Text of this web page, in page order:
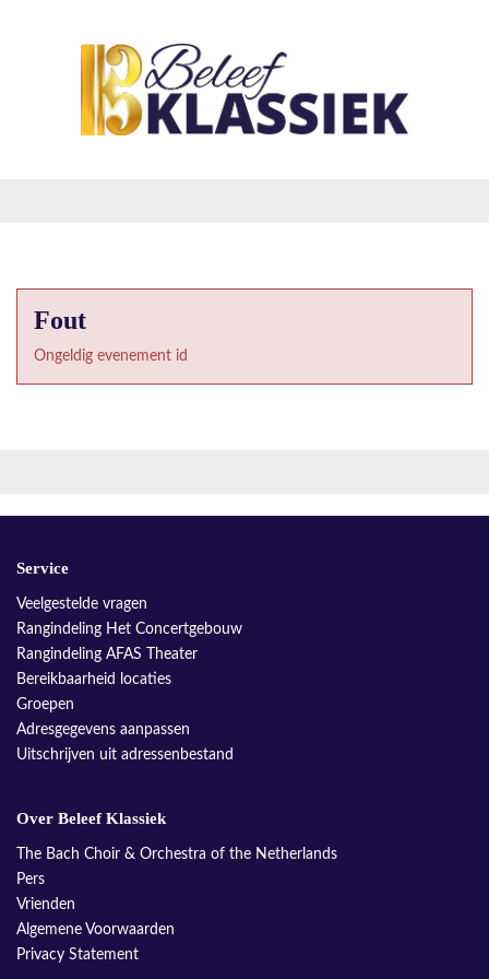
Fout
Ongeldig evenement id
Service
Veelgestelde vragen
Rangindeling Het Concertgebouw
Rangindeling AFAS Theater
Bereikbaarheid locaties
Groepen
Adresgegevens aanpassen
Uitschrijven uit adressenbestand
Over Beleef Klassiek
The Bach Choir & Orchestra of the Netherlands
Pers
Vrienden
Algemene Voorwaarden
Privacy Statement